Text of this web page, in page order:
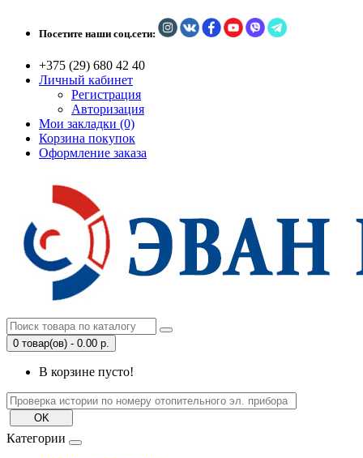
Посетите наши соц.сети:
+375 (29) 680 42 40
Личный кабинет
Регистрация
Авторизация
Мои закладки (0)
Корзина покупок
Оформление заказа
0 товар(ов) - 0.00 р.
В корзине пусто!
Категории